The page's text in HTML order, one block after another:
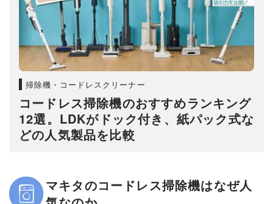
掃除機・コードレスクリーナー
コードレス掃除機のおすすめランキング
12選。LDKがドック付き、紙パック式な
どの人気製品を比較
マキタのコードレス掃除機はなぜ人